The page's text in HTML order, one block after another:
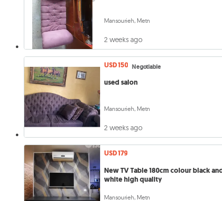
Mansourieh, Metn
2 weeks ago
USD 150 Negotiable
used salon
Mansourieh, Metn
2 weeks ago
USD 179
New TV Table 180cm colour black
white high quality
Mansourieh, Metn